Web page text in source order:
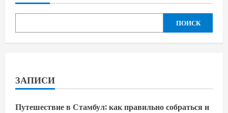
ПОИСК
ЗАПИСИ
Путешествие в Стамбул: как правильно собраться и